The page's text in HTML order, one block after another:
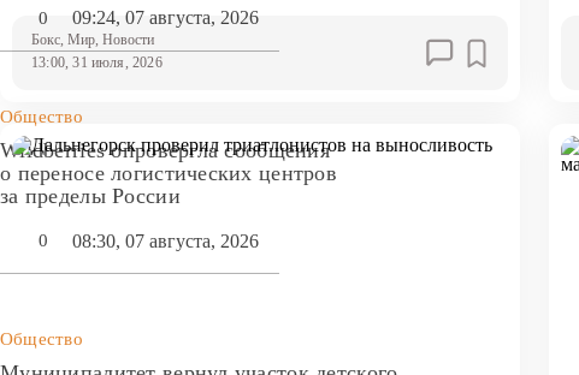
0 09:24, 07 августа, 2026
Общество
Wildberries опровергла сообщения
о переносе логистических центров
за пределы России
0 08:30, 07 августа, 2026
Общество
Бокс, Мир, Новости
13:00, 31 июля, 2026